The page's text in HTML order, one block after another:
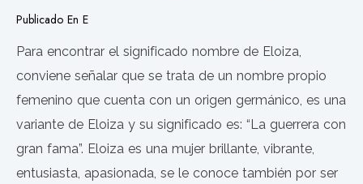
Publicado En E
Para encontrar el significado nombre de Eloiza,
conviene señalar que se trata de un nombre propio
femenino que cuenta con un origen germánico, es una
variante de Eloiza y su significado es: “La guerrera con
gran fama”. Eloiza es una mujer brillante, vibrante,
entusiasta, apasionada, se le conoce también por ser